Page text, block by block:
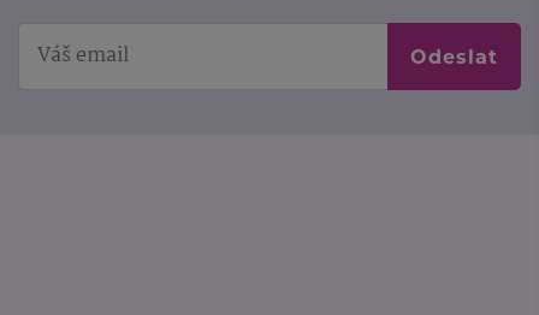
Odeslat